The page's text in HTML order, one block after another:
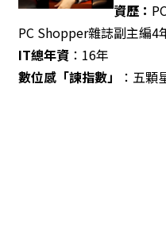
資歷：
PC Shopper雜誌副主編4
IT總年資：16年
數位感「諫指數」
：五顆